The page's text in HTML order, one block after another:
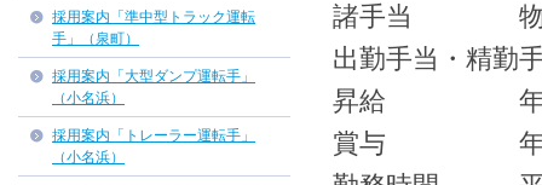
諸手当 物価手
出勤手当・精勤
昇給 年一
賞与 年二回
採用案内「準中型トラック運転
手」（泉町）
採用案内「大型ダンプ運転手」
（小名浜）
採用案内「トレーラー運転手」
（小名浜）